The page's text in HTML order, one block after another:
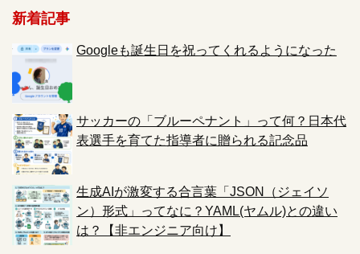
新着記事
Googleも誕生日を祝ってくれるようになった
サッカーの「ブルーペナント」って何？日本代
表選手を育てた指導者に贈られる記念品
生成AIが激変する合言葉「JSON（ジェイソ
ン）形式」ってなに？YAML(ヤムル)との違い
は？【非エンジニア向け】